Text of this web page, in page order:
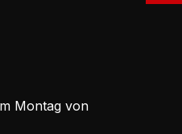
Montag von